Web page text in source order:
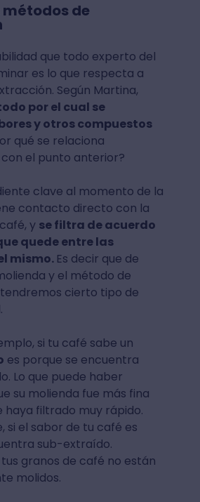
de
que todo experto del
es lo que respecta a
Según Martina,
por el cual se
y otros compuestos
qué se relaciona
el punto anterior?
clave al momento de la
contacto directo con la
y se filtra de acuerdo
quede entre las
mismo. Es decir que de
y el método de
cierto tipo de
si tu café sabe un
es porque se encuentra
Lo que puede haber
su molienda fue más fina
haya filtrado muy rápido.
si el sabor de tu café es
sub-extraído.
granos de café no están
molidos.